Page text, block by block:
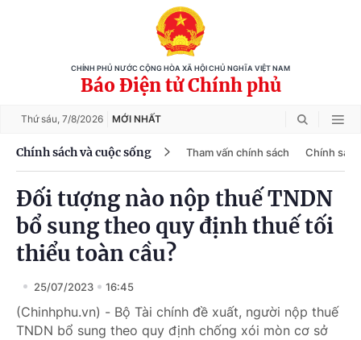
CHÍNH PHỦ NƯỚC CỘNG HÒA XÃ HỘI CHỦ NGHĨA VIỆT NAM
Báo Điện tử Chính phủ
Thứ sáu, 7/8/2026 MỚI NHẤT
Chính sách và cuộc sống Tham vấn chính sách Chính
Đối tượng nào nộp thuế TNDN
bổ sung theo quy định thuế tối
thiểu toàn cầu?
25/07/2023 16:45
(Chinhphu.vn) - Bộ Tài chính đề xuất, người nộp thuế
TNDN bổ sung theo quy định chống xói mòn cơ sở